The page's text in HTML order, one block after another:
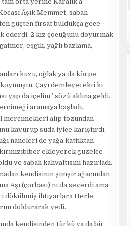
Âşık Memmet, sabah
güçten fırsat buldukça gece
ederdi. 2 kız çocuğunu doyurmak
eşgili, yağlı bazlama,
kuzu, oğlak ya da körpe
Çayı demleyecekti ki
yap da içelim” sözü aklına geldi.
aramaya başladı.
mercimekleri alıp tozundan
kavurup suda iyice karıştırdı.
naneleri de yağa kattıktan
kırmızıbiber ekleyerek güzelce
ve sabah kahvaltısını hazırladı.
kendisinin şimşir ağacından
Aşı (çorbası)’nı da severdi ama
dökülmüş ihtiyarlara Herle
doldurarak yedi.
kendisinden türkü ya da bir